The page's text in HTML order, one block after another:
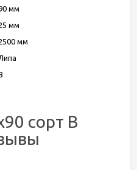
мм
мм
мм
Липа
сорт В